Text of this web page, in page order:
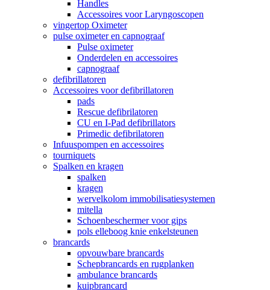
Handles
Accessoires voor Laryngoscopen
vingertop Oximeter
pulse oximeter en capnograaf
Pulse oximeter
Onderdelen en accessoires
capnograaf
defibrillatoren
Accessoires voor defibrillatoren
pads
Rescue defibrilatoren
CU en I-Pad defibrillators
Primedic defibrilatoren
Infuuspompen en accessoires
tourniquets
Spalken en kragen
spalken
kragen
wervelkolom immobilisatiesystemen
mitella
Schoenbeschermer voor gips
pols elleboog knie enkelsteunen
brancards
opvouwbare brancards
Schepbrancards en rugplanken
ambulance brancards
kuipbrancard